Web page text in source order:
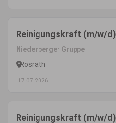
Reinigungskraft (m/w/d)
Niederberger Gruppe
Rösrath
17.07.2026
Reinigungskraft (m/w/d)